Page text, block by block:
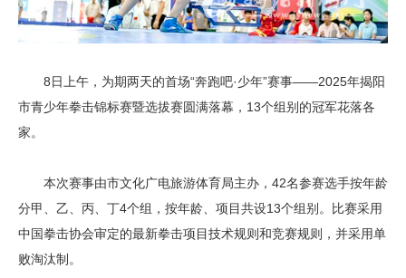
8日上午，为期两天的首场“奔跑吧·少年”赛事——2025年揭阳
市青少年拳击锦标赛暨选拔赛圆满落幕，13个组别的冠军花落各
家。
本次赛事由市文化广电旅游体育局主办，42名参赛选手按年龄
分甲、乙、丙、丁4个组，按年龄、项目共设13个组别。比赛采用
中国拳击协会审定的最新拳击项目技术规则和竞赛规则，并采用单
败淘汰制。